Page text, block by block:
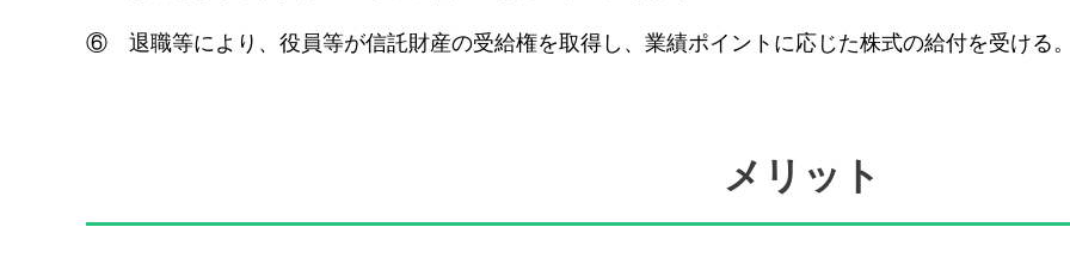
⑥ 退職等により、役員等が信託財産の受給権を取得し、業績ポイントに応じた株式の給付を受ける
メリット